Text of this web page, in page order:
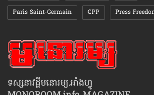
Paris Saint-Germain CPP Press
ទស្សនាវដ្ដីមនោរម្យ.អាំងហ្វូ